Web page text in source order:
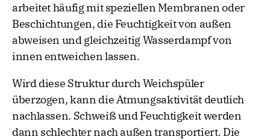
arbeitet häufig mit speziellen Membranen oder
Beschichtungen, die Feuchtigkeit von außen
abweisen und gleichzeitig Wasserdampf von
innen entweichen lassen.
Wird diese Struktur durch Weichspüler
überzogen, kann die Atmungsaktivität deutlich
nachlassen. Schweiß und Feuchtigkeit werden
dann schlechter nach außen transportiert. Die